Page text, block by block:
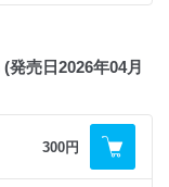
売日2026年04月
300円